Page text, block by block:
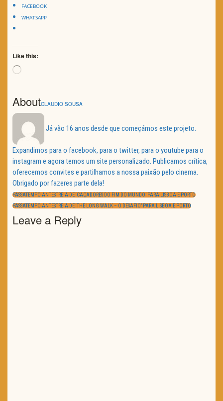
FACEBOOK
WHATSAPP
Like this:
Loading…
AboutCLAUDIO SOUSA
Já vão 16 anos desde que começámos este projeto.
Expandimos para o facebook, para o twitter, para o youtube para o
instagram e agora temos um site personalizado. Publicamos crítica,
oferecemos convites e partilhamos a nossa paixão pelo cinema.
Obrigado por fazeres parte dela!
Navegação
de
artigos
PREVIOUS
PASSATEMPO ANTESTREIA DE ‘CAÇADORES DO FIM DO MUNDO’ PARA LISBOA E PORTO
NEXT
PASSATEMPO ANTESTREIA DE ‘THE LONG WALK – O DESAFIO’ PARA LISBOA E PORTO
Leave a Reply